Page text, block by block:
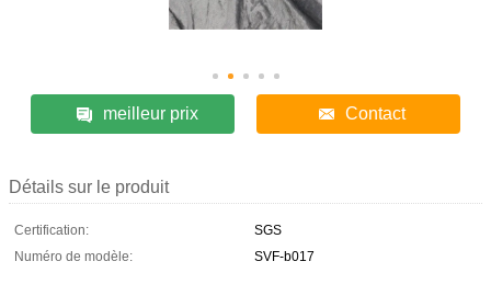
meilleur prix Contact
Détails sur le produit
Certification:
SGS
Numéro de modèle:
SVF-b017